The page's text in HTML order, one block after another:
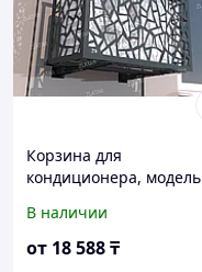
Корзина для
кондиционера, модель
В наличии
от 18 588₸